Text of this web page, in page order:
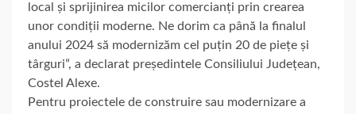
local și sprijinirea micilor comercianți prin crearea
unor condiții moderne. Ne dorim ca până la finalul
anului 2024 să modernizăm cel puțin 20 de piețe și
târguri”, a declarat președintele Consiliului Județean,
Costel Alexe.
Pentru proiectele de construire sau modernizare a